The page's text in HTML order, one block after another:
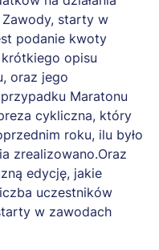
starty w
podanie kwoty
opisu
oraz jego
Maratonu
cykliczna, który
roku, ilu było
zrealizowano.Oraz
edycję, jakie
uczestników
w zawodach